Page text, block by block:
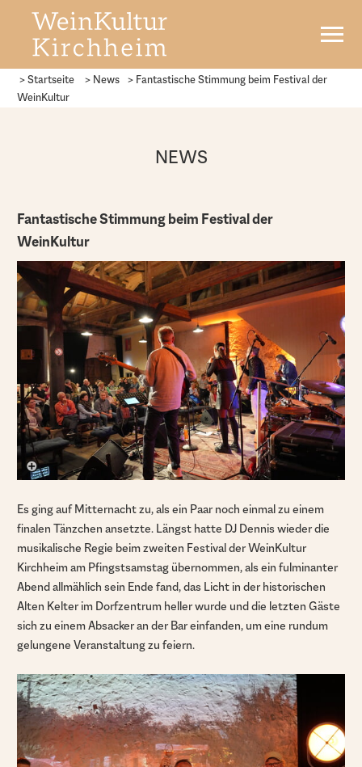
> Startseite > News > Fantastische Stimmung beim Festival der
WeinKultur
NEWS
Fantastische Stimmung beim Festival der
WeinKultur
Es ging auf Mitternacht zu, als ein Paar noch einmal zu einem
finalen Tänzchen ansetzte. Längst hatte DJ Dennis wieder die
musikalische Regie beim zweiten Festival der WeinKultur
Kirchheim am Pfingstsamstag übernommen, als ein fulminanter
Abend allmählich sein Ende fand, das Licht in der historischen
Alten Kelter im Dorfzentrum heller wurde und die letzten Gäste
sich zu einem Absacker an der Bar einfanden, um eine rundum
gelungene Veranstaltung zu feiern.